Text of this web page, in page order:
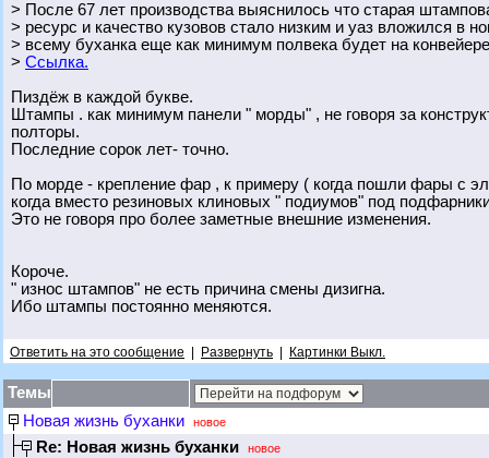
> После 67 лет производства выяснилось что старая
> ресурс и качество кузовов стало низким и уаз вложился в
> всему буханка еще как минимум полвека будет на конвейере
> Ссылка.
Пиздёж в каждой букве.
Штампы . как минимум панели " морды" , не говоря за
полторы.
Последние сорок лет- точно.
По морде - крепление фар , к примеру ( когда пошли фары с
когда вместо резиновых клиновых " подиумов" под
Это не говоря про более заметные внешние изменения.
Короче.
" износ штампов" не есть причина смены дизигна.
Ибо штампы постоянно меняются.
Ответить на это сообщение Развернуть Картинки Выкл.
Темы
Новая жизнь буханки
новое
Re: Новая жизнь буханки новое